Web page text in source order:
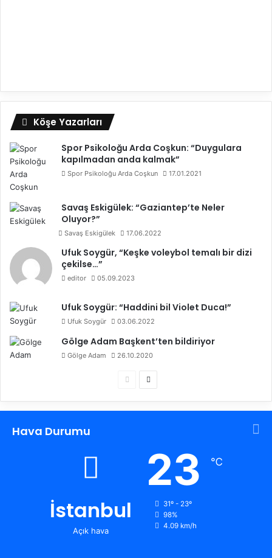
Köşe Yazarları
Spor Psikoloğu Arda Coşkun: “Duygulara
kapılmadan anda kalmak”
Spor Psikoloğu Arda Coşkun 17.01.2021
Savaş Eskigülek: “Gaziantep’te Neler
Oluyor?”
Savaş Eskigülek 17.06.2022
Ufuk Soygür, “Keşke voleybol temalı bir dizi
çekilse…”
editor 05.09.2023
Ufuk Soygür: “Haddini bil Violet Duca!”
Ufuk Soygür 03.06.2022
Gölge Adam Başkent’ten bildiriyor
Gölge Adam 26.10.2020
c
y
n
k
i
Hava Durumu
İstanbul
Açık hava
23 ℃
31º - 23º
98%
4.09 km/h